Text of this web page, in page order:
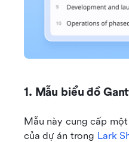
1. Mẫu biểu đồ
Mẫu này cung cấp
của dự án trong Lark